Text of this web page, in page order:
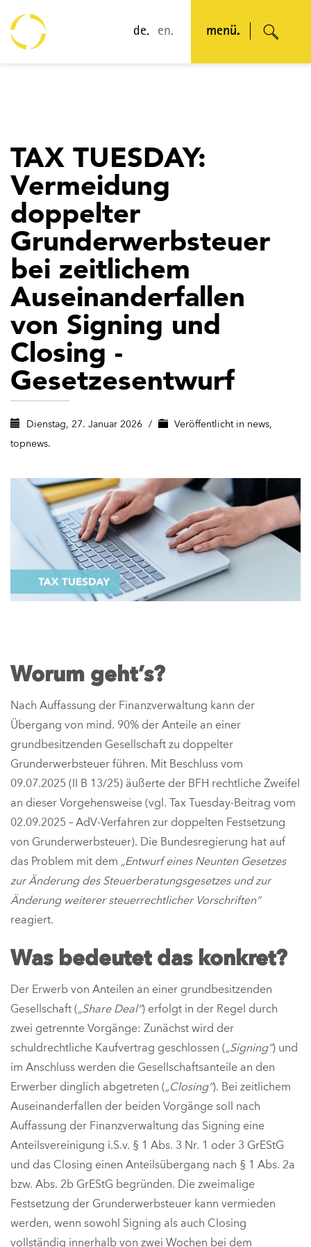
de. en. menü.
TAX TUESDAY:
Vermeidung
doppelter
Grunderwerbsteuer
bei zeitlichem
Auseinanderfallen
von Signing und
Closing -
Gesetzesentwurf
Dienstag, 27. Januar 2026 / Veröffentlicht in news,
topnews.
Worum geht’s?
Nach Auffassung der Finanzverwaltung kann der
Übergang von mind. 90% der Anteile an einer
grundbesitzenden Gesellschaft zu doppelter
Grunderwerbsteuer führen. Mit Beschluss vom
09.07.2025 (II B 13/25) äußerte der BFH rechtliche Zweifel
an dieser Vorgehensweise (vgl. Tax Tuesday-Beitrag vom
02.09.2025 – AdV-Verfahren zur doppelten Festsetzung
von Grunderwerbsteuer). Die Bundesregierung hat auf
das Problem mit dem „Entwurf eines Neunten Gesetzes
zur Änderung des Steuerberatungsgesetzes und zur
Änderung weiterer steuerrechtlicher Vorschriften“
reagiert.
Was bedeutet das konkret?
Der Erwerb von Anteilen an einer grundbesitzenden
Gesellschaft („Share Deal“) erfolgt in der Regel durch
zwei getrennte Vorgänge: Zunächst wird der
schuldrechtliche Kaufvertrag geschlossen („Signing“) und
im Anschluss werden die Gesellschaftsanteile an den
Erwerber dinglich abgetreten („Closing“). Bei zeitlichem
Auseinanderfallen der beiden Vorgänge soll nach
Auffassung der Finanzverwaltung das Signing eine
Anteilsvereinigung i.S.v. § 1 Abs. 3 Nr. 1 oder 3 GrEStG
und das Closing einen Anteilsübergang nach § 1 Abs. 2a
bzw. Abs. 2b GrEStG begründen. Die zweimalige
Festsetzung der Grunderwerbsteuer kann vermieden
werden, wenn sowohl Signing als auch Closing
vollständig innerhalb von zwei Wochen bei dem